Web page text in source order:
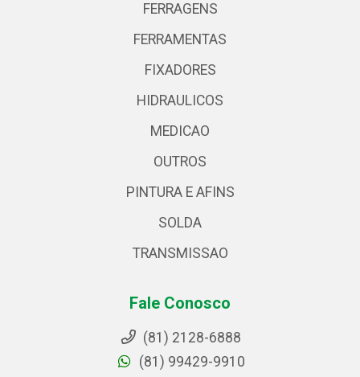
FERRAGENS
FERRAMENTAS
FIXADORES
HIDRAULICOS
MEDICAO
OUTROS
PINTURA E AFINS
SOLDA
TRANSMISSAO
Fale Conosco
(81) 2128-6888
(81) 99429-9910